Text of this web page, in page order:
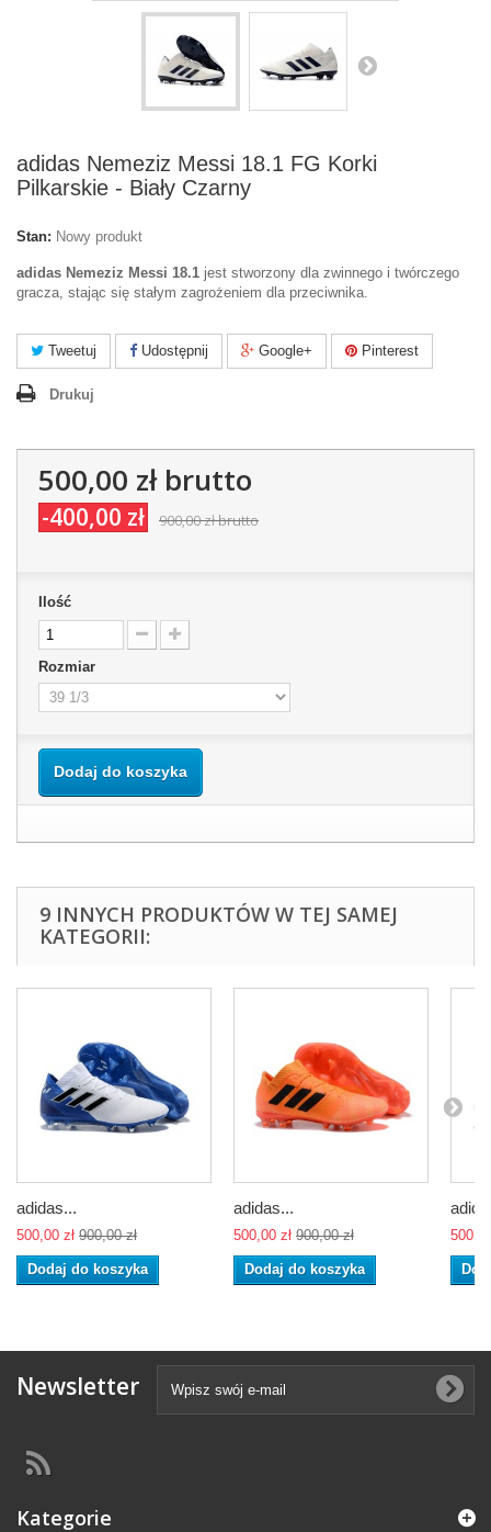
adidas Nemeziz Messi 18.1 FG Korki
Pilkarskie - Biały Czarny
Stan: Nowy produkt
adidas Nemeziz Messi 18.1 jest stworzony dla zwinnego i twórczego
gracza, stając się stałym zagrożeniem dla przeciwnika.
Tweetuj Udostępnij Google+ Pinterest
Drukuj
500,00 złbrutto
-400,00 zł 900,00 złbrutto
Ilość
Rozmiar
Dodaj do koszyka
9 INNYCH PRODUKTÓW W TEJ SAMEJ
KATEGORII:
adidas...
500,00 zł 900,00 zł
Dodaj do koszyka
adidas...
500,00 zł 900,00 zł
Dodaj do koszyka
Newsletter
Kategorie